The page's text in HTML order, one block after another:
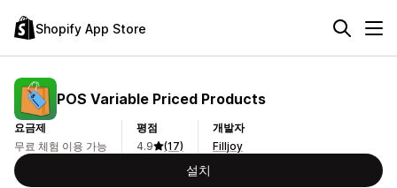
Shopify App Store
POS Variable Priced Products
요금제
무료 체험 이용 가능
평점
4.9
(17)
개발자
Filljoy
설치